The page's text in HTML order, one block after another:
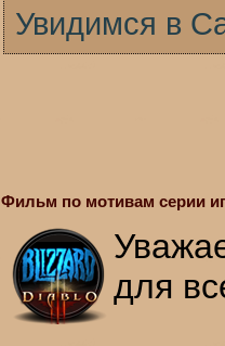
Увидимся в
Фильм по мотивам серии
для